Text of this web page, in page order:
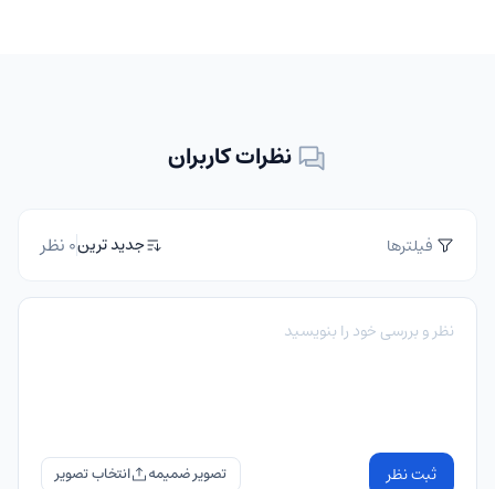
نظرات کاربران
فیلترها جدید ترین0 نظر
ثبت نظر تصویر ضمیمه